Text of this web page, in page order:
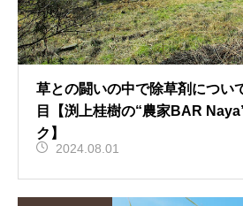
草との闘いの中で除草剤につい
目【渕上桂樹の“農家BAR
ク】
2024.08.01